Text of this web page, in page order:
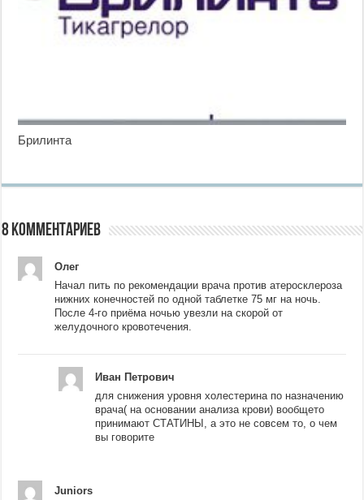
Брилинта
8 комментариев
Олег
Начал пить по рекомендации врача против атеросклероза
нижних конечностей по одной таблетке 75 мг на ночь.
После 4-го приёма ночью увезли на скорой от
желудочного кровотечения.
Иван Петрович
для снижения уровня холестерина по назначению
врача( на основании анализа крови) вообщето
принимают СТАТИНЫ, а это не совсем то, о чем
вы говорите
Juniors